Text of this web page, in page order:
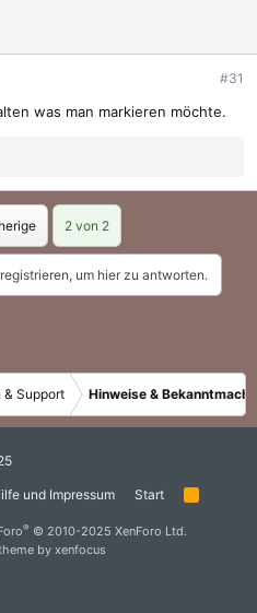
#31
was man markieren möchte.
2 von 2
um hier zu antworten.
& Support Hinweise &
und Impressum Start
R
® © 2010-2025 XenForo Ltd.
by xenfocus